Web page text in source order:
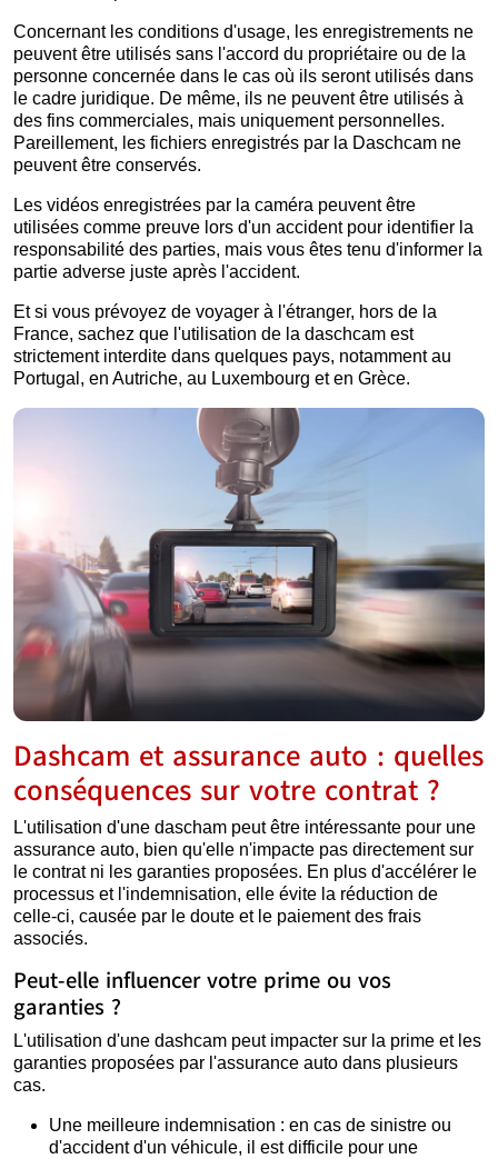
Concernant les conditions d'usage, les enregistrements ne
peuvent être utilisés sans l'accord du propriétaire ou de la
personne concernée dans le cas où ils seront utilisés dans
le cadre juridique. De même, ils ne peuvent être utilisés à
des fins commerciales, mais uniquement personnelles.
Pareillement, les fichiers enregistrés par la Daschcam ne
peuvent être conservés.
Les vidéos enregistrées par la caméra peuvent être
utilisées comme preuve lors d'un accident pour identifier la
responsabilité des parties, mais vous êtes tenu d'informer la
partie adverse juste après l'accident.
Et si vous prévoyez de voyager à l'étranger, hors de la
France, sachez que l'utilisation de la daschcam est
strictement interdite dans quelques pays, notamment au
Portugal, en Autriche, au Luxembourg et en Grèce.
Dashcam et assurance auto : quelles
conséquences sur votre contrat ?
L'utilisation d'une dascham peut être intéressante pour une
assurance auto, bien qu'elle n'impacte pas directement sur
le contrat ni les garanties proposées. En plus d'accélérer le
processus et l'indemnisation, elle évite la réduction de
celle-ci, causée par le doute et le paiement des frais
associés.
Peut-elle influencer votre prime ou vos
garanties ?
L'utilisation d'une dashcam peut impacter sur la prime et les
garanties proposées par l'assurance auto dans plusieurs
cas.
Une meilleure indemnisation : en cas de sinistre ou
d'accident d'un véhicule, il est difficile pour une